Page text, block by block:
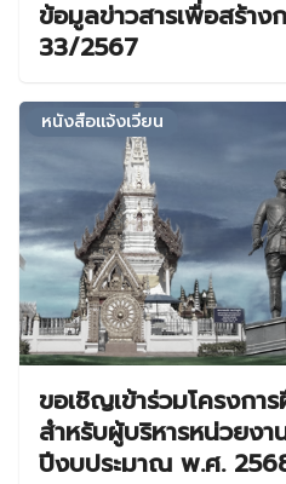
ข้อมูลข่าวสารเพื่อสร้า
33/2567
หนังสือแจ้งเวียน
ขอเชิญเข้าร่วมโครงก
สำหรับผู้บริหารหน่วยงา
ปีงบประมาณ พ.ศ.